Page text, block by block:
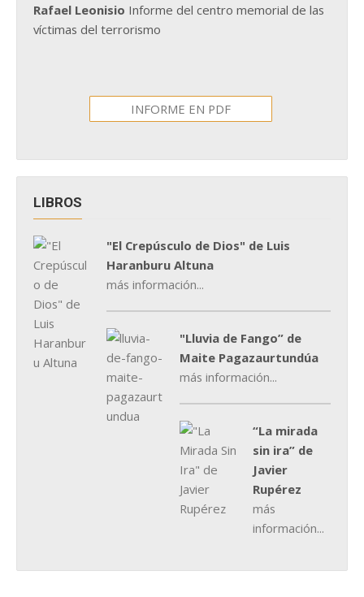
Rafael Leonisio Informe del centro memorial de las
víctimas del terrorismo
INFORME EN PDF
LIBROS
"El Crepúsculo de Dios" de Luis
Haranburu Altuna
más información...
"Lluvia de Fango” de
Maite Pagazaurtundúa
más información...
“La mirada
sin ira” de
Javier
Rupérez
más
información...